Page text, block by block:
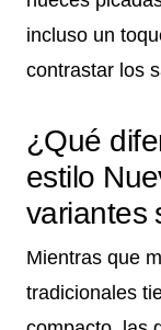
incluso un
contrastar los
¿Qué
estilo
variantes
Mientras que
tradicionales